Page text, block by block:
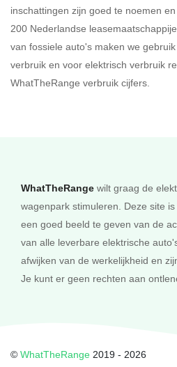
Eigen
inschattingen zijn goed te noemen
200 Nederlandse
van fossiele auto's maken we
verbruik en voor elektrisch verbruik
WhatTheRange verbruik cijfers.
WhatTheRange wilt graag de
wagenpark stimuleren. Deze site
een goed beeld te geven van de
van alle leverbare elektrische
afwijken van de werkelijkheid en
Je kunt er geen rechten aan
© WhatTheRange 2019 - 2026